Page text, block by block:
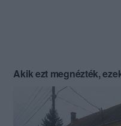
Akik ezt megnézték,